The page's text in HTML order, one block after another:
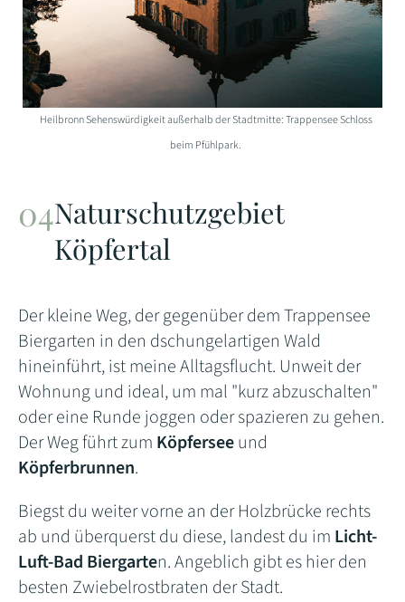
Heilbronn Sehenswürdigkeit außerhalb der Stadtmitte: Trappensee Schloss
beim Pfühlpark.
Naturschutzgebiet
Köpfertal
Der kleine Weg, der gegenüber dem Trappensee
Biergarten in den dschungelartigen Wald
hineinführt, ist meine Alltagsflucht. Unweit der
Wohnung und ideal, um mal "kurz abzuschalten"
oder eine Runde joggen oder spazieren zu gehen.
Der Weg führt zum Köpferseeund
Köpferbrunnen.
Biegst du weiter vorne an der Holzbrücke rechts
ab und überquerst du diese, landest du im Licht-
Luft-Bad Biergarten. Angeblich gibt es hier den
besten Zwiebelrostbraten der Stadt.